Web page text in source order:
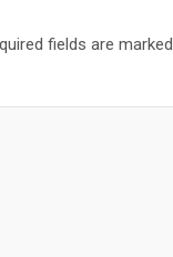
fields are marked